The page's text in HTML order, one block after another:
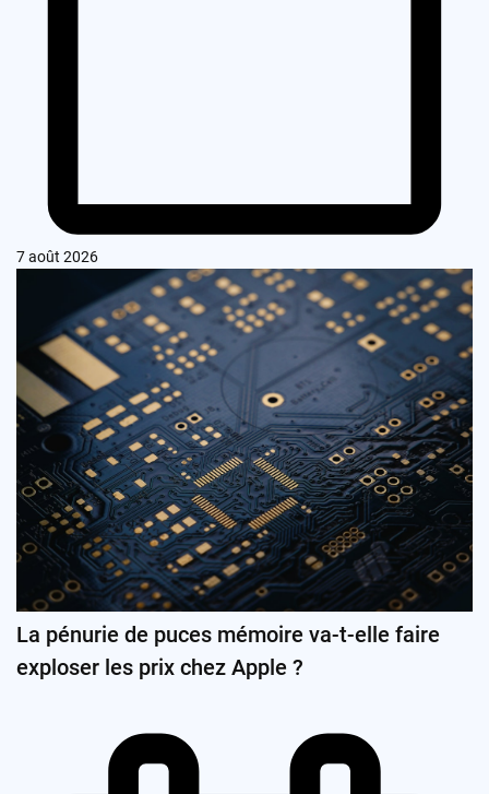
7 août 2026
La pénurie de puces mémoire va-t-elle faire
exploser les prix chez Apple ?